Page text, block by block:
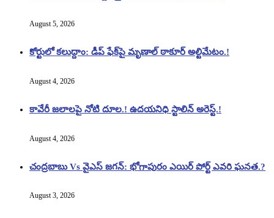
August 5, 2026
కోర్టులో కలుద్దాం: డీప్ ఫేక్‌పై మృణాల్ ఠాకూర్ అల్టిమేటం.!
August 4, 2026
కావేరీ జలాలపై నోటి దూల.! ఉదయనిధి స్టాలిన్ అరెస్ట్.!
August 4, 2026
చంద్రబాబు Vs వైఎస్ జగన్: భోగాపురం ఎయిర్ పోర్ట్ ఎవరి ఘనత.?
August 3, 2026